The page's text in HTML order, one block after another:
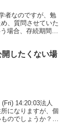
者なのですが、勉
、質問させていた
場合、存続期間は
したくない場
14:20:03法人
になりますが、個
のでしょうか？試